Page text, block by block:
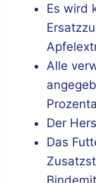
Es wird
Alle
Der
Das